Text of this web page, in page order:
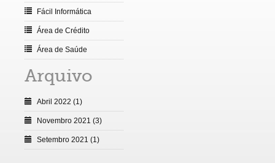
Fácil Informática
Área de Crédito
Área de Saúde
Arquivo
Abril 2022 (1)
Novembro 2021 (3)
Setembro 2021 (1)